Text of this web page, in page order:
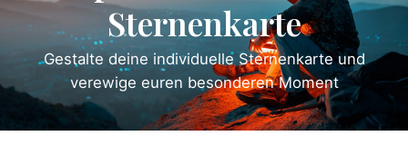
Sternenkarte
Gestalte deine individuelle Sternenkarte und
verewige euren besonderen Moment